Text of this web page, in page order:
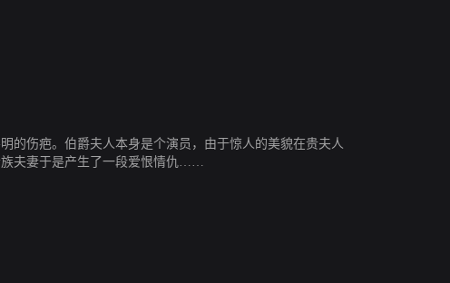
的伤疤。伯爵夫人本身是个演员，由于惊人的美貌在贵夫人
族夫妻于是产生了一段爱恨情仇……